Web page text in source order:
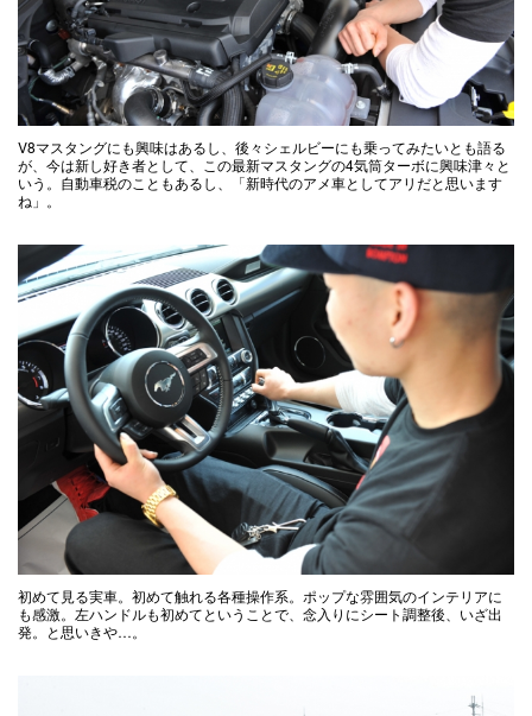
V8マスタングにも興味はあるし、後々シェルビーにも乗ってみたいとも語る
が、今は新し好き者として、この最新マスタングの4気筒ターボに興味津々と
いう。自動車税のこともあるし、「新時代のアメ車としてアリだと思います
ね」。
初めて見る実車。初めて触れる各種操作系。ポップな雰囲気のインテリアに
も感激。左ハンドルも初めてということで、念入りにシート調整後、いざ出
発。と思いきや…。